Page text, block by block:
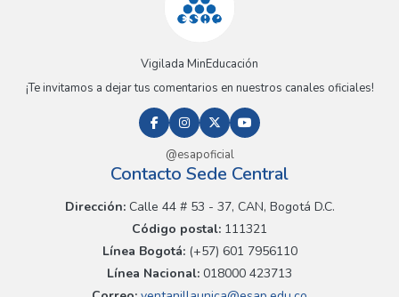
Vigilada MinEducación
¡Te invitamos a dejar tus comentarios en nuestros canales oficiales!
@esapoficial
Contacto Sede Central
Dirección:Calle 44 # 53 - 37, CAN, Bogotá D.C.
Código postal: 111321
Línea Bogotá:(+57) 601 7956110
Línea Nacional: 018000 423713